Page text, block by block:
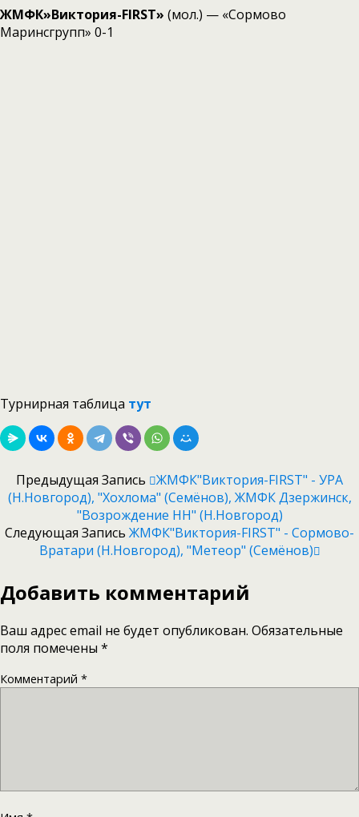
ЖМФК»Виктория-FIRST» (мол.) — «Сормово
Маринсгрупп» 0-1
Турнирная таблица тут
Предыдущая Запись
ЖМФК"Виктория-FIRST" - УРА
(Н.Новгород), "Хохлома" (Семёнов), ЖМФК Дзержинск,
"Возрождение НН" (Н.Новгород)
Следующая Запись ЖМФК"Виктория-FIRST" - Сормово-
Вратари (Н.Новгород), "Метеор" (Семёнов)
Добавить комментарий
Ваш адрес email не будет опубликован. Обязательные
поля помечены *
Комментарий *